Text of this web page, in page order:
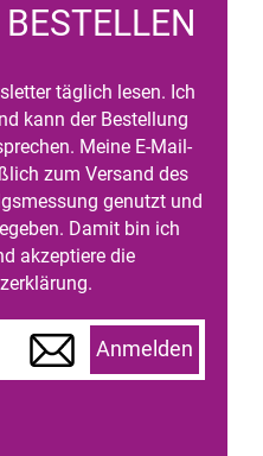
täglich lesen. Ich
kann der Bestellung
Meine E-Mail-
zum Versand des
genutzt und
Damit bin ich
akzeptiere die
Anmelden